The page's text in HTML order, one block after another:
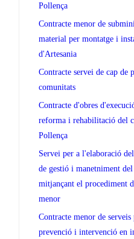
Pollença
Contracte menor de
material per montatge i
d'Artesania
Contracte servei de cap de
comunitats
Contracte d'obres
reforma i rehabilitació del
Pollença
Servei per a l'elaboració
de gestió i manetniment
mitjançant el procediment
menor
Contracte menor de
prevenció i intervenció en